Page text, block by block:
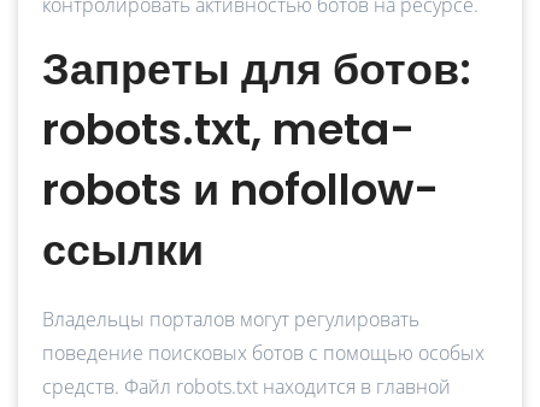
Запреты для ботов:
robots.txt, meta-
robots и nofollow-
ссылки
Владельцы порталов могут регулировать
поведение поисковых ботов с помощью особых
средств. Файл robots.txt находится в главной